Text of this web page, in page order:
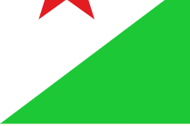
XE 國際匯款
快捷安全地上網匯款。即時
選項。